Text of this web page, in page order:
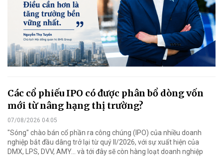
Các cổ phiếu IPO có được phân bổ dòng vốn
mới từ nâng hạng thị trường?
07/08/2026 04:05
"Sóng" chào bán cổ phần ra công chúng (IPO) của nhiều doanh
nghiệp bắt đầu dâng trở lại từ quý II/2026, với sự xuất hiện của
DMX, LPS, DVV, AMY... và tới đây sẽ còn hàng loạt doanh nghiệp